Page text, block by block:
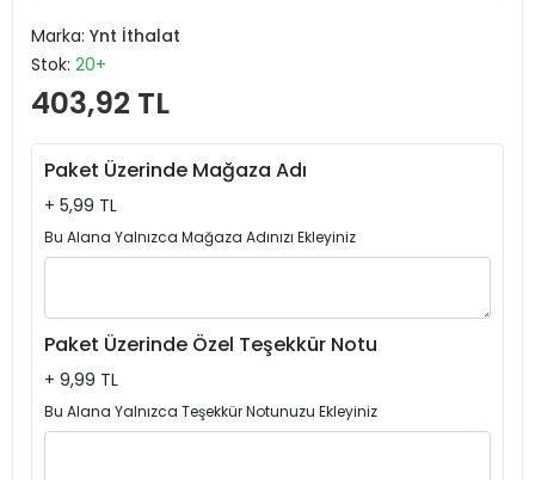
Marka: Ynt İthalat
Stok: 20+
403,92 TL
Paket Üzerinde Mağaza Adı
+ 5,99 TL
Bu Alana Yalnızca Mağaza Adınızı Ekleyiniz
Paket Üzerinde Özel Teşekkür Notu
+ 9,99 TL
Bu Alana Yalnızca Teşekkür Notunuzu Ekleyiniz